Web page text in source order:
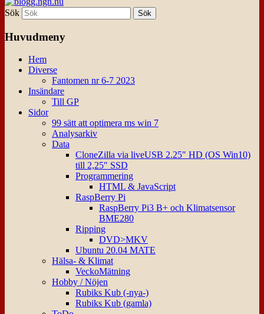
Sök
Huvudmeny
Hem
Diverse
Fantomen nr 6-7 2023
Insändare
Till GP
Sidor
99 sätt att optimera ms win 7
Analysarkiv
Data
CloneZilla via liveUSB 2.25″ HD (OS Win10)
till 2,25″ SSD
Programmering
HTML & JavaScript
RaspBerry Pi
RaspBerry Pi3 B+ och Klimatsensor
BME280
Ripping
DVD>MKV
Ubuntu 20.04 MATE
Hälsa- & Klimat
VeckoMätning
Hobby / Nöjen
Rubiks Kub (-nya-)
Rubiks Kub (gamla)